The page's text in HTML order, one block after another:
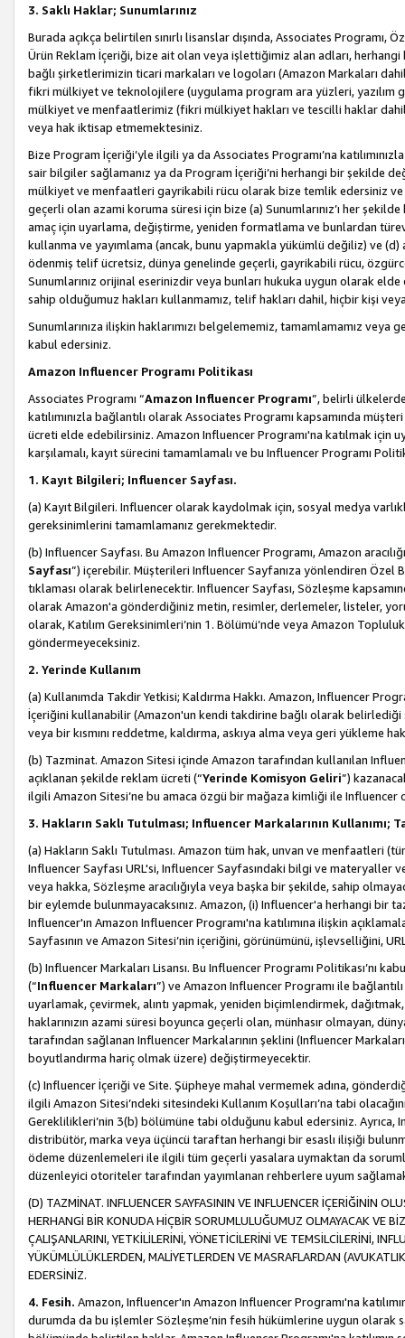
3. Saklı Haklar; Sunumlarınız
Burada açıkça belirtilen sınırlı lisanslar dışında, Associates Programı,
Ürün Reklam İçeriği, bize ait olan veya işlettiğimiz alan adları,
bağlı şirketlerimizin ticari markaları ve logoları (Amazon Markaları
fikri mülkiyet ve teknolojilere (uygulama program ara yüzleri,
mülkiyet ve menfaatlerimiz (fikri mülkiyet hakları ve tescilli haklar
veya hak iktisap etmemektesiniz.
Bize Program İçeriği’yle ilgili ya da Associates Programı’na
sair bilgiler sağlamanız ya da Program İçeriği’ni herhangi bir şekilde
mülkiyet ve menfaatleri gayrikabili rücu olarak bize temlik edersiniz ve
geçerli olan azami koruma süresi için bize (a) Sunumlarınız’ı her
amaç için uyarlama, değiştirme, yeniden formatlama ve bunlardan türev
kullanma ve yayımlama (ancak, bunu yapmakla yükümlü değiliz) ve
ödenmiş telif ücretsiz, dünya genelinde geçerli, gayrikabili rücu,
Sunumlarınız orijinal eserinizdir veya bunları hukuka uygun olarak
sahip olduğumuz hakları kullanmamız, telif hakları dahil, hiçbir kişi
Sunumlarınıza ilişkin haklarımızı belgelememiz, tamamlamamız
kabul edersiniz.
Amazon Influencer Programı Politikası
Associates Programı “Amazon Influencer Programı”, belirli
katılımınızla bağlantılı olarak Associates Programı kapsamında
ücreti elde edebilirsiniz. Amazon Influencer Programı'na katılmak için
karşılamalı, kayıt sürecini tamamlamalı ve bu Influencer Programı
1. Kayıt Bilgileri; Influencer Sayfası.
(a) Kayıt Bilgileri. Influencer olarak kaydolmak için, sosyal medya
gereksinimlerini tamamlamanız gerekmektedir.
(b) Influencer Sayfası. Bu Amazon Influencer Programı, Amazon
Sayfası”) içerebilir. Müşterileri Influencer Sayfanıza yönlendiren Özel
tıklaması olarak belirlenecektir. Influencer Sayfası, Sözleşme
olarak Amazon'a gönderdiğiniz metin, resimler, derlemeler, listeler,
olarak, Katılım Gereksinimleri’nin 1. Bölümü’nde veya Amazon
göndermeyeceksiniz.
2. Yerinde Kullanım
(a) Kullanımda Takdir Yetkisi; Kaldırma Hakkı. Amazon, Influencer
İçeriğini kullanabilir (Amazon'un kendi takdirine bağlı olarak belirlediği
veya bir kısmını reddetme, kaldırma, askıya alma veya geri yükleme
(b) Tazminat. Amazon Sitesi içinde Amazon tarafından kullanılan
açıklanan şekilde reklam ücreti (“Yerinde Komisyon Geliri”)
ilgili Amazon Sitesi’ne bu amaca özgü bir mağaza kimliği ile Influencer
3. Hakların Saklı Tutulması; Influencer Markalarının Kullanımı;
(a) Hakların Saklı Tutulması. Amazon tüm hak, unvan ve menfaatleri
Influencer Sayfası URL'si, Influencer Sayfasındaki bilgi ve materyaller
veya hakka, Sözleşme aracılığıyla veya başka bir şekilde, sahip
bir eylemde bulunmayacaksınız. Amazon, (i) Influencer'a herhangi bir
Influencer'ın Amazon Influencer Programı'na katılımına ilişkin
Sayfasının ve Amazon Sitesi’nin içeriğini, görünümünü, işlevselliğini,
(b) Influencer Markaları Lisansı. Bu Influencer Programı Politikası’nı
(“Influencer Markaları”) ve Amazon Influencer Programı ile
uyarlamak, çevirmek, alıntı yapmak, yeniden biçimlendirmek,
haklarınızın azami süresi boyunca geçerli olan, münhasır olmayan,
tarafından sağlanan Influencer Markalarının şeklini (Influencer
boyutlandırma hariç olmak üzere) değiştirmeyecektir.
(c) Influencer İçeriği ve Site. Şüpheye mahal vermemek adına,
ilgili Amazon Sitesi’ndeki sitesindeki Kullanım Koşulları’na tabi
Gereklilikleri’nin 3(b) bölümüne tabi olduğunu kabul edersiniz. Ayrıca,
distribütör, marka veya üçüncü taraftan herhangi bir esaslı ilişiği
ödeme düzenlemeleri ile ilgili tüm geçerli yasalara uymaktan da
düzenleyici otoriteler tarafından yayımlanan rehberlere uyum
(D) TAZMİNAT. INFLUENCER SAYFASININ VE INFLUENCER İÇERİĞİNİN
HERHANGİ BİR KONUDA HİÇBİR SORUMLULUĞUMUZ OLMAYACAK VE
ÇALIŞANLARINI, YETKİLİLERİNİ, YÖNETİCİLERİNİ VE TEMSİLCİLERİNİ,
YÜKÜMLÜLÜKLERDEN, MALİYETLERDEN VE MASRAFLARDAN
EDERSİNİZ.
4. Fesih. Amazon, Influencer'ın Amazon Influencer Programı'na
durumda da bu işlemler Sözleşme’nin fesih hükümlerine uygun olarak